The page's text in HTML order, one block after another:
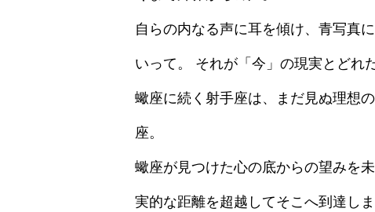
自らの内なる声に耳を傾け、青写真
いって。 それが「今」の現実とどれ
蠍座に続く射手座は、まだ見ぬ理想
座。
蠍座が見つけた心の底からの望みを
実的な距離を超越してそこへ到達しま